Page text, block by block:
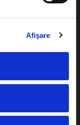
Afişare